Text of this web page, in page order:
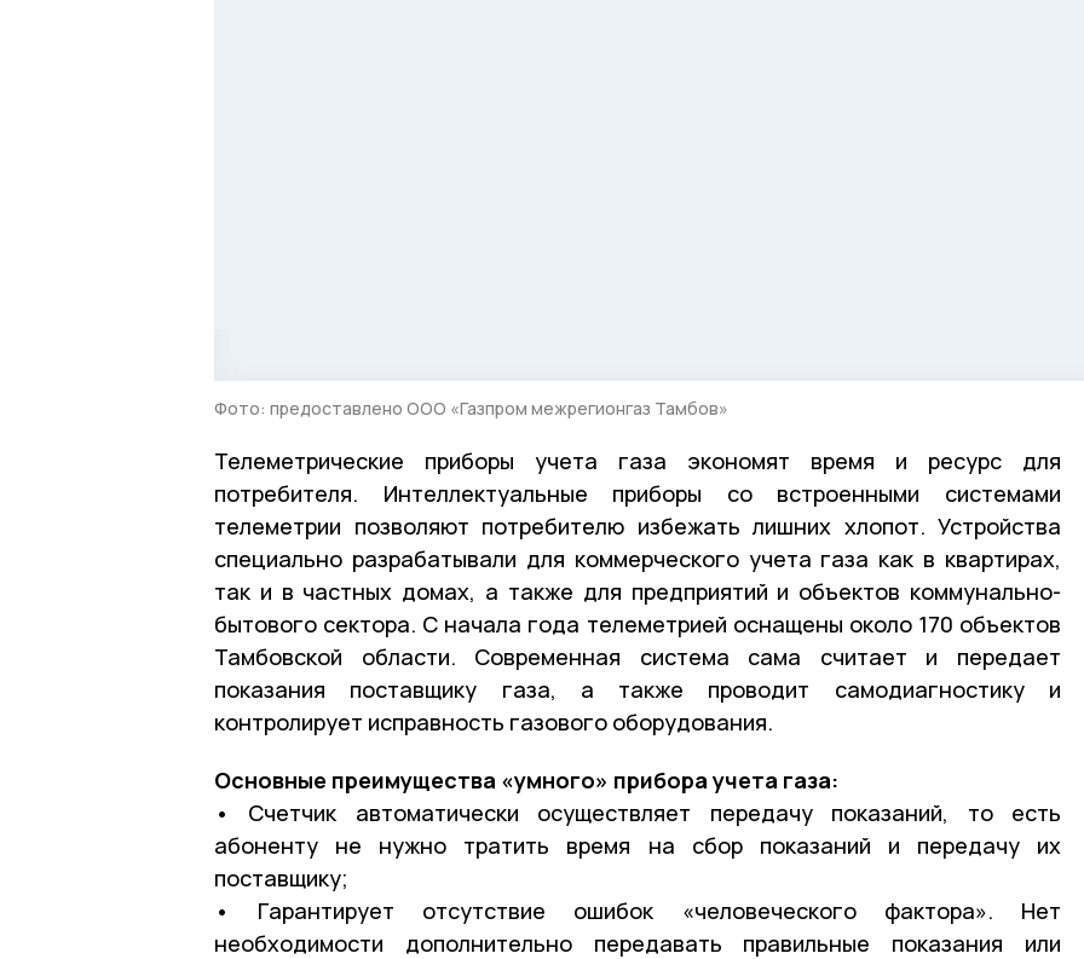
Фото: предоставлено ООО «Газпром межрегионгаз Тамбов»
Телеметрические приборы учета газа экономят время и ресурс для
потребителя. Интеллектуальные приборы со встроенными системами
телеметрии позволяют потребителю избежать лишних хлопот. Устройства
специально разрабатывали для коммерческого учета газа как в квартирах,
так и в частных домах, а также для предприятий и объектов коммунально-
бытового сектора. С начала года телеметрией оснащены около 170 объектов
Тамбовской области. Современная система сама считает и передает
показания поставщику газа, а также проводит самодиагностику и
контролирует исправность газового оборудования.
Основные преимущества «умного» прибора учета газа:
• Счетчик автоматически осуществляет передачу показаний, то есть
абоненту не нужно тратить время на сбор показаний и передачу их
поставщику;
• Гарантирует отсутствие ошибок «человеческого фактора». Нет
необходимости дополнительно передавать правильные показания или